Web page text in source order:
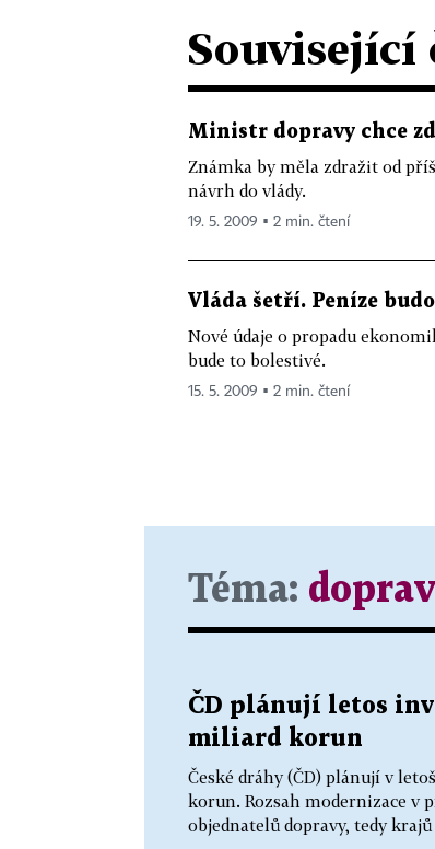
Související
Ministr dopravy chce
Známka by měla zdražit od
návrh do vlády.
19. 5. 2009 ▪ 2 min. čtení
Vláda šetří. Peníze
Nové údaje o propadu
bude to bolestivé.
15. 5. 2009 ▪ 2 min. čtení
Téma:
ČD plánují letos
miliard korun
České dráhy (ČD) plánují v
korun. Rozsah modernizace v
objednatelů dopravy, tedy